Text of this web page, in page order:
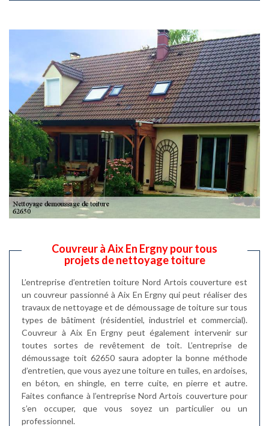
Couvreur à Aix En Ergny pour tous
projets de nettoyage toiture
L’entreprise d’entretien toiture Nord Artois couverture est
un couvreur passionné à Aix En Ergny qui peut réaliser des
travaux de nettoyage et de démoussage de toiture sur tous
types de bâtiment (résidentiel, industriel et commercial).
Couvreur à Aix En Ergny peut également intervenir sur
toutes sortes de revêtement de toit. L’entreprise de
démoussage toit 62650 saura adopter la bonne méthode
d’entretien, que vous ayez une toiture en tuiles, en ardoises,
en béton, en shingle, en terre cuite, en pierre et autre.
Faites confiance à l’entreprise Nord Artois couverture pour
s’en occuper, que vous soyez un particulier ou un
professionnel.